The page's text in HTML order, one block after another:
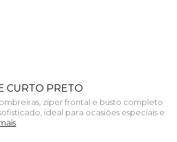
CURTO PRETO
zíper frontal e busto completo
ideal para ocasiões especiais e